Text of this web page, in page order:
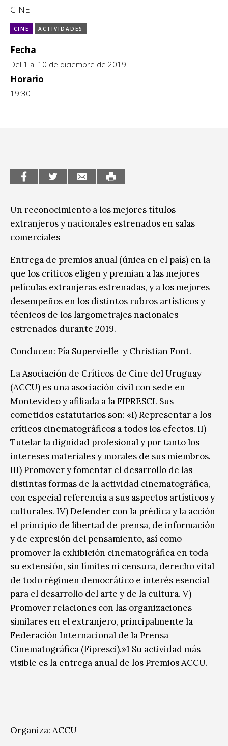
CCE en el interior/libros
Espacio itinerante de lectura infantil
Escénicas
Exposiciones
Formación
Género y Diversidad
Infantil y Juvenil
Sin categoría
CINE
CINE ACTIVIDADES
Fecha
Del 1 al 10 de diciembre de 2019.
Horario
19:30
Un reconocimiento a los mejores títulos
extranjeros y nacionales estrenados en salas
comerciales
Entrega de premios anual (única en el país) en la
que los críticos eligen y premian a las mejores
películas extranjeras estrenadas, y a los mejores
desempeños en los distintos rubros artísticos y
técnicos de los largometrajes nacionales
estrenados durante 2019.
Conducen: Pía Supervielle y Christian Font.
La Asociación de Críticos de Cine del Uruguay
(ACCU) es una asociación civil con sede en
Montevideo y afiliada a la FIPRESCI. Sus
cometidos estatutarios son: «I) Representar a los
críticos cinematográficos a todos los efectos. II)
Tutelar la dignidad profesional y por tanto los
intereses materiales y morales de sus miembros.
III) Promover y fomentar el desarrollo de las
distintas formas de la actividad cinematográfica,
con especial referencia a sus aspectos artísticos y
culturales. IV) Defender con la prédica y la acción
el principio de libertad de prensa, de información
y de expresión del pensamiento, así como
promover la exhibición cinematográfica en toda
su extensión, sin límites ni censura, derecho vital
de todo régimen democrático e interés esencial
para el desarrollo del arte y de la cultura. V)
Promover relaciones con las organizaciones
similares en el extranjero, principalmente la
Federación Internacional de la Prensa
Cinematográfica (Fipresci).»1​ Su actividad más
visible es la entrega anual de los Premios ACCU.
Organiza: ACCU